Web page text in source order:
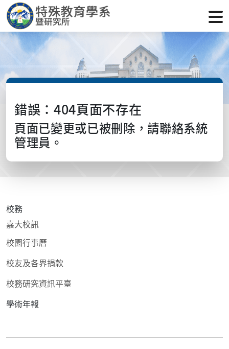
錯誤：404頁面不存在
頁面已變更或已被刪除，請聯絡系統
管理員。
校務
嘉大校訊
校園行事曆
校友及各界捐款
校務研究資訊平臺
學術年報